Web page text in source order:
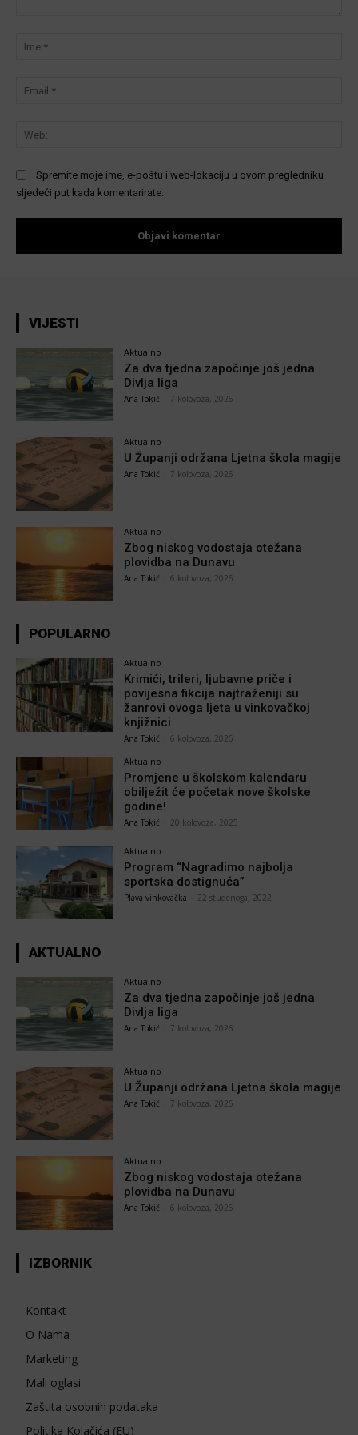
Spremite moje ime, e-poštu i web-lokaciju u ovom pregledniku
sljedeći put kada komentarirate.
VIJESTI
Aktualno
Za dva tjedna započinje još jedna
Divlja liga
Ana Tokić 7 kolovoza, 2026
Aktualno
U Županji održana Ljetna škola magije
Ana Tokić 7 kolovoza, 2026
Aktualno
Zbog niskog vodostaja otežana
plovidba na Dunavu
Ana Tokić 6 kolovoza, 2026
POPULARNO
Aktualno
Krimići, trileri, ljubavne priče i
povijesna fikcija najtraženiji su
žanrovi ovoga ljeta u vinkovačkoj
knjižnici
Ana Tokić 6 kolovoza, 2026
Aktualno
Promjene u školskom kalendaru
obilježit će početak nove školske
godine!
Ana Tokić 20 kolovoza, 2025
Aktualno
Program “Nagradimo najbolja
sportska dostignuća”
Plava vinkovačka 22 studenoga, 2022
AKTUALNO
Aktualno
Za dva tjedna započinje još jedna
Divlja liga
Ana Tokić 7 kolovoza, 2026
Aktualno
U Županji održana Ljetna škola magije
Ana Tokić 7 kolovoza, 2026
Aktualno
Zbog niskog vodostaja otežana
plovidba na Dunavu
Ana Tokić 6 kolovoza, 2026
IZBORNIK
Kontakt
O Nama
Marketing
Mali oglasi
Zaštita osobnih podataka
Politika Kolačića (EU)